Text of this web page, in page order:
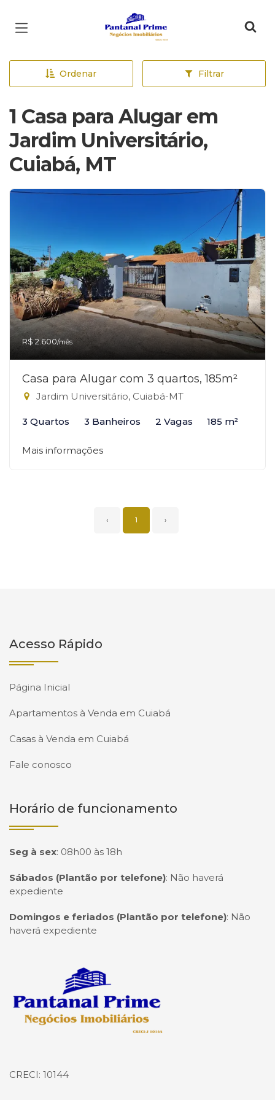
Página inicial
Ordenar Filtrar
1 Casa para Alugar em
Jardim Universitário,
Cuiabá, MT
R$ 2.600/mês
Casa para Alugar com 3 quartos, 185m²
Jardim Universitário, Cuiabá-MT
3 Quartos 3 Banheiros 2 Vagas 185 m²
Mais informações
‹ 1 ›
Acesso Rápido
Página Inicial
Apartamentos à Venda em Cuiabá
Casas à Venda em Cuiabá
Fale conosco
Horário de funcionamento
Seg à sex: 08h00 às 18h
Sábados (Plantão por telefone): Não haverá
expediente
Domingos e feriados (Plantão por telefone): Não
haverá expediente
Página inicial
CRECI: 10144